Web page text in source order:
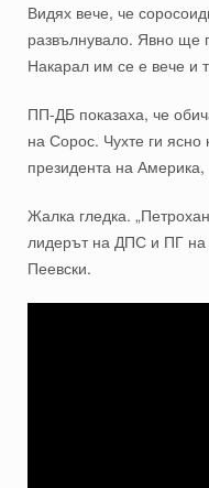
Видях вече, че
развълнувало. Явно ще
Накарал им се е вече и
ПП-ДБ показаха, че
на Сорос. Чухте ги ясно
президента на Америка,
Жалка гледка.
лидерът на ДПС и ПГ
Пеевски.